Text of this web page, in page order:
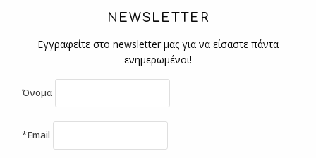
NEWSLETTER
Εγγραφείτε στο newsletter μας για να είσαστε πάντα
ενημερωμένοι!
Όνομα
*Email